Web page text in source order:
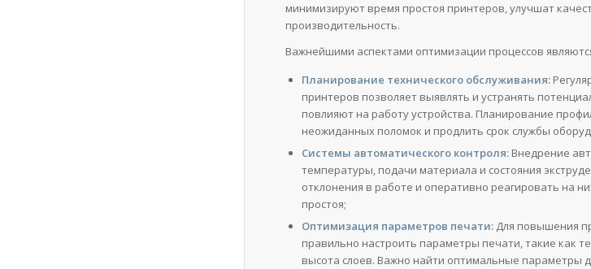
минимизируют время простоя принтеров, улучшат
производительность.
Важнейшими аспектами оптимизации процессов
Планирование технического обслуживания:
принтеров позволяет выявлять и устранять
повлияют на работу устройства. Планирование
неожиданных поломок и продлить срок службы
Системы автоматического контроля: Внедрение
температуры, подачи материала и состояния
отклонения в работе и оперативно реагировать на
простоя;
Оптимизация параметров печати: Для повышения
правильно настроить параметры печати, такие как
высота слоев. Важно найти оптимальные параметры